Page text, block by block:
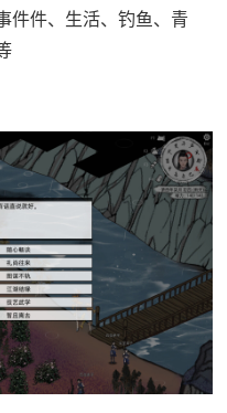
件件、生活、钓鱼、青